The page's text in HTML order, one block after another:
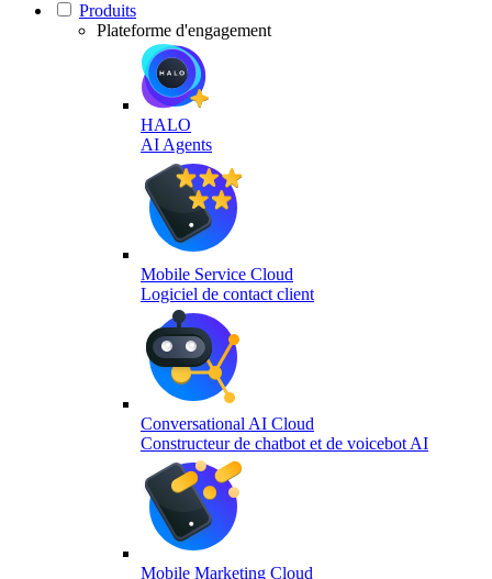
Produits
Plateforme d'engagement
HALO
AI Agents
Mobile Service Cloud
Logiciel de contact client
Conversational AI Cloud
Constructeur de chatbot et de voicebot AI
Mobile Marketing Cloud